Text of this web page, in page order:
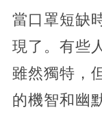
當口罩短缺
現了。有些
雖然獨特，
的機智和幽